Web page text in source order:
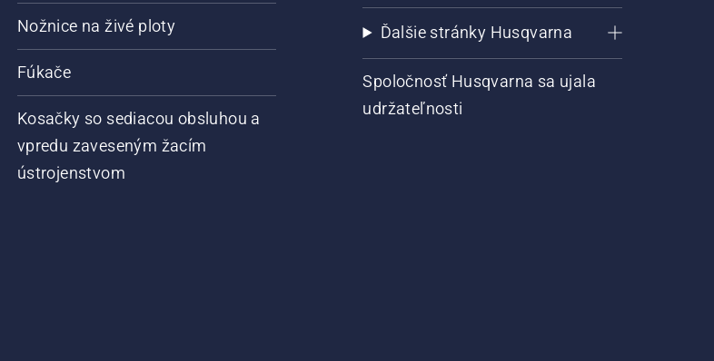
Nožnice na živé ploty
Fúkače
Kosačky so sediacou obsluhou a
vpredu zaveseným žacím
ústrojenstvom
Ďalšie stránky Husqvarna
Spoločnosť Husqvarna sa ujala
udržateľnosti